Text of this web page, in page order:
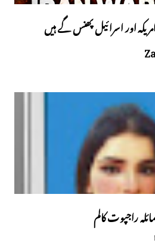
اور اسرائیل پھنس گے ہیں
راجپوت کالم